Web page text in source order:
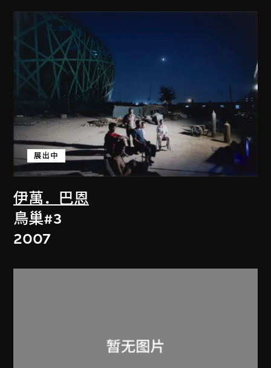
伊萬．巴恩
展出中
鳥巢#3
2007